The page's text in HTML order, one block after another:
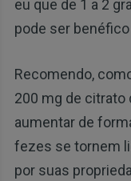
eu que de 1 a 2
pode ser benéfico
Recomendo,
200 mg de citrato
aumentar de
fezes se tornem
por suas